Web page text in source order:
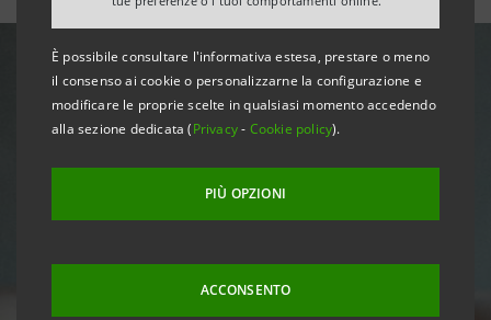
È possibile consultare l'informativa estesa, prestare o meno
il consenso ai cookie o personalizzarne la configurazione e
modificare le proprie scelte in qualsiasi momento accedendo
alla sezione dedicata (Privacy- Cookie policy).
PIÙ OPZIONI
ACCONSENTO